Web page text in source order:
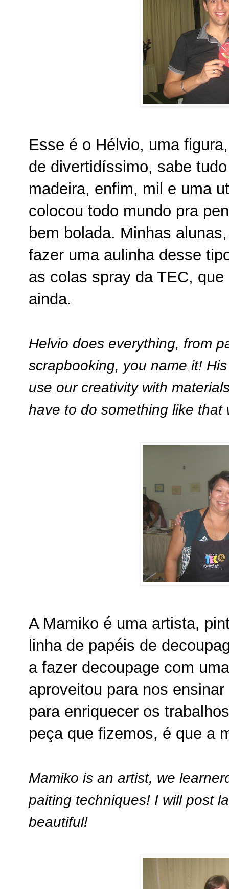
Esse é o Hélvio, uma
de divertidíssimo, sabe
madeira, enfim, mil e uma
colocou todo mundo pra
bem bolada. Minhas
fazer uma aulinha desse
as colas spray da TEC,
ainda.
Helvio does everything, from
scrapbooking, you name it!
use our creativity with
have to do something like that
A Mamiko é uma artista,
linha de papéis de
a fazer decoupage com
aproveitou para nos
para enriquecer os
peça que fizemos, é que a
Mamiko is an artist, we
paiting techniques! I will post
beautiful!